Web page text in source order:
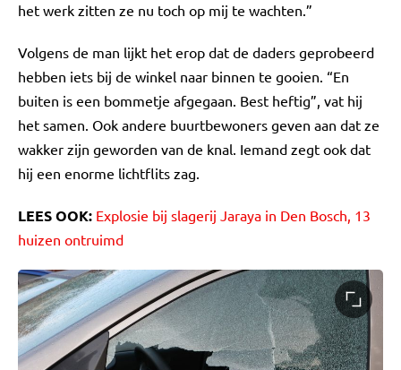
het werk zitten ze nu toch op mij te wachten.”
Volgens de man lijkt het erop dat de daders geprobeerd
hebben iets bij de winkel naar binnen te gooien. “En
buiten is een bommetje afgegaan. Best heftig”, vat hij
het samen. Ook andere buurtbewoners geven aan dat ze
wakker zijn geworden van de knal. Iemand zegt ook dat
hij een enorme lichtflits zag.
LEES OOK: Explosie bij slagerij Jaraya in Den Bosch, 13
huizen ontruimd